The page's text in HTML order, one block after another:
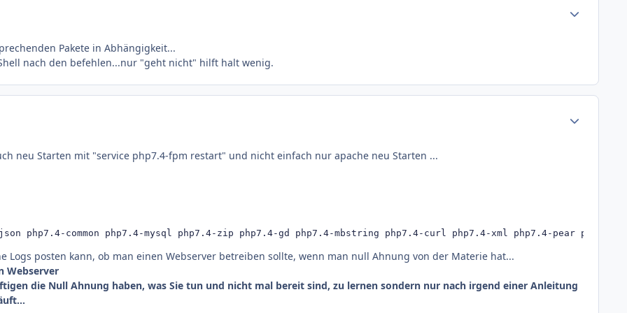
Pakete in Abhängigkeit...
nach den befehlen...nur "geht nicht" hilft halt wenig.
neu Starten mit "service php7.4-fpm restart" und nicht einfach nur apache neu Starten ...
common php7.4-mysql php7.4-zip php7.4-gd php7.4-mbstring php7.4-curl php7.4-xml php7.4-pear php7.4-
Logs posten kann, ob man einen Webserver betreiben sollte, wenn man null Ahnung von der Materie hat...
Webserver
die Null Ahnung haben, was Sie tun und nicht mal bereit sind, zu lernen sondern nur nach irgend einer Anleitung